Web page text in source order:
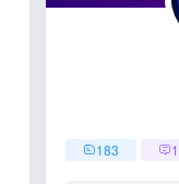
183 1